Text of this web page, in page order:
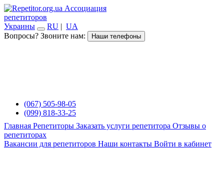
Ассоциация
репетиторов
Украины
RU | UA
Вопросы? Звоните нам:
Наши телефоны
(067) 505-98-05
(099) 818-33-25
Главная Репетиторы Заказать услуги репетитора Отзывы о
репетиторах
Вакансии для репетиторов Наши контакты Войти в кабинет